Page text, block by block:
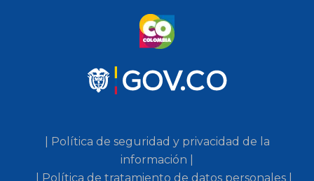
| Política de seguridad y privacidad de la
información |
| Política de tratamiento de datos personales |